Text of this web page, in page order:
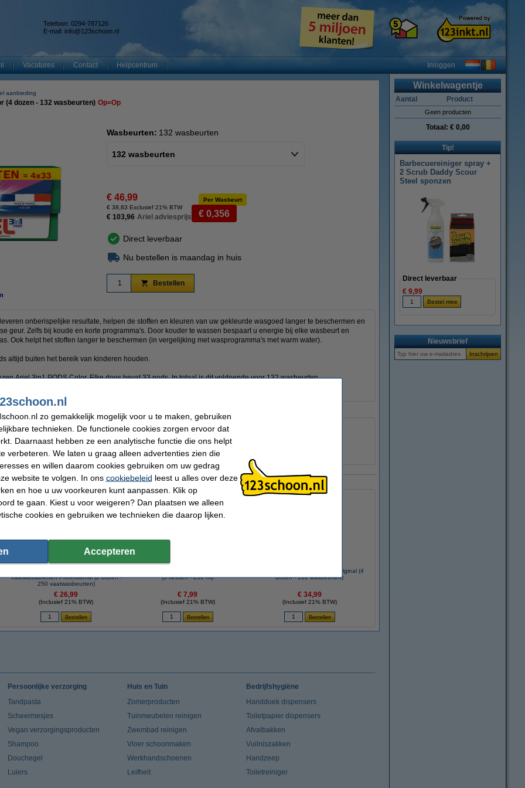
Telefoon: 0294-787126
E-mail: info@123schoon.nl
Vacatures Contact Helpcentrum Inloggen
aanbieding
(4 dozen - 132 wasbeurten) Op=Op
Wasbeurten: 132 wasbeurten
132 wasbeurten
€ 46,99
€ 38,83 Exclusief 21% BTW
€ 103,96 Ariel adviesprijs
Per Wasbeurt
€ 0,356
Direct leverbaar
Nu bestellen is maandag in huis
Bestellen
onberispelijke resultate, helpen de stoffen en kleuren van uw gekleurde wasgoed langer te beschermen en
geur. Zelfs bij koude en korte programma's. Door kouder te wassen bespaart u energie bij elke wasbeurt en
Ook helpt het stoffen langer te beschermen (in vergelijking met wasprogramma's met warm water).
altijd buiten het bereik van kinderen houden.
Ariel 3in1 PODS Color. Elke doos bevat 33 pods. In totaal is dit voldoende voor 132 wasbeurten.
Wasbeurten: 132 wasbeurten
Toepassing:
Textiel
Aantal:
4 stuks
Extra info: Veiligheidsinformatie
artikel ook besteld hebben
Vaatwastabletten Professional (2 dozen -
250 vaatwasbeurten)
€ 26,99
(Inclusief 21% BTW)
(3 flessen - 250 ml)
€ 7,99
(Inclusief 21% BTW)
Aanbieding: Ariel 3 In 1 Pods Original (4
dozen - 112 wasbeurten)
€ 34,99
(Inclusief 21% BTW)
Winkelwagentje
Aantal Product
Geen producten
Totaal: € 0,00
Tip!
Barbecuereiniger spray +
2 Scrub Daddy Scour
Steel sponzen
Direct leverbaar
€ 9,99
Nieuwsbrief
Persoonlijke verzorging
Tandpasta
Scheermesjes
Vegan verzorgingsproducten
Shampoo
Douchegel
Luiers
Huis en Tuin
Zomerproducten
Tuinmeubelen reinigen
Zwembad reinigen
Vloer schoonmaken
Werkhandschoenen
Leifheit
Bedrijfshygiëne
Handdoek dispensers
Toiletpapier dispensers
Afvalbakken
Vuilniszakken
Handzeep
Toiletreiniger
zo gemakkelijk mogelijk voor u te maken, gebruiken
technieken. De functionele cookies zorgen ervoor dat
Daarnaast hebben ze een analytische functie die ons helpt
verbeteren. We laten u graag alleen advertenties zien die
en willen daarom cookies gebruiken om uw gedrag
website te volgen. In ons cookiebeleid leest u alles over deze
en hoe u uw voorkeuren kunt aanpassen. Klik op
te gaan. Kiest u voor weigeren? Dan plaatsen we alleen
cookies en gebruiken we technieken die daarop lijken.
Accepteren